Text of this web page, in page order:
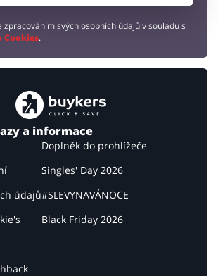
zpracováním svých osobních údajů v souladu s
Cookies.
a informace
údajů
Doplněk do prohlížeče
Singles' Day 2026
#SLEVYNAVÁNOCE
Black Friday 2026